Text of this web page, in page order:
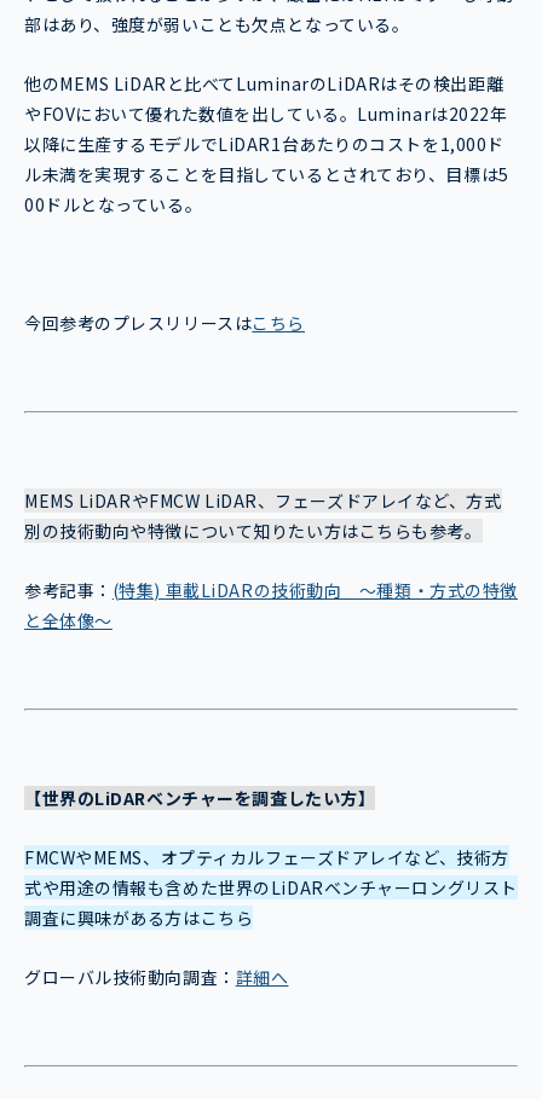
部はあり、強度が弱いことも欠点となっている。
他のMEMS LiDARと比べてLuminarのLiDARはその検出距離
やFOVにおいて優れた数値を出している。Luminarは2022年
以降に生産するモデルでLiDAR1台あたりのコストを1,000ド
ル未満を実現することを目指しているとされており、目標は5
00ドルとなっている。
今回参考のプレスリリースはこちら
MEMS LiDARやFMCW LiDAR、フェーズドアレイなど、方式
別の技術動向や特徴について知りたい方はこちらも参考。
参考記事： (特集) 車載LiDARの技術動向 ～種類・方式の特徴
と全体像～
【世界のLiDARベンチャーを調査したい方】
FMCWやMEMS、オプティカルフェーズドアレイなど、技術方
式や用途の情報も含めた世界のLiDARベンチャーロングリスト
調査に興味がある方はこちら
グローバル技術動向調査： 詳細へ